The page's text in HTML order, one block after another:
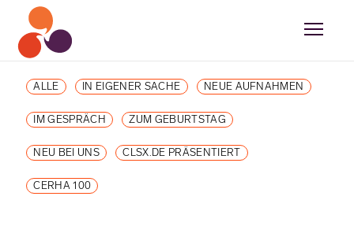
ALLE IN EIGENER SACHE NEUE AUFNAHMEN
IM GESPRÄCH ZUM GEBURTSTAG
NEU BEI UNS CLSX.DE PRÄSENTIERT
CERHA 100